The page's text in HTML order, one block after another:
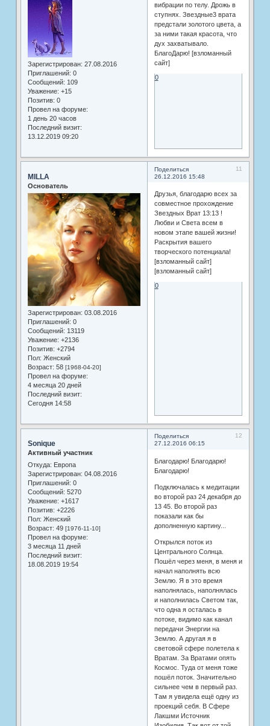
Зарегистрирован: 27.08.2016
Приглашений: 0
Сообщений: 109
Уважение: +15
Позитив: 0
Провел на форуме:
1 день 20 часов
Последний визит:
13.12.2019 09:20
вибрации по телу. Дрожь в
ступнях. Звездные3 врата
предстали золотого цвета, а
за ними такая красота, что
дух захватывало.
БлагоДарю! [взломанный
сайт]
0
Поделиться
11
26.12.2016 15:48
MILLA
Основатель
Зарегистрирован: 03.08.2016
Приглашений: 0
Сообщений: 13119
Уважение: +2136
Позитив: +2794
Пол: Женский
Возраст: 58 [1968-04-20]
Провел на форуме:
4 месяца 20 дней
Последний визит:
Сегодня 14:58
Друзья, благодарю всех за
совместное прохождение
Звездных Врат 13:13 !
Любви и Света всем в
новом этапе вашей жизни!
Раскрытия вашего
творческого потенциала!
[взломанный сайт]
[взломанный сайт]
0
Поделиться
12
27.12.2016 06:15
Sonique
Активный участник
Откуда: Европа
Зарегистрирован: 04.08.2016
Приглашений: 0
Сообщений: 5270
Уважение: +1617
Позитив: +2226
Пол: Женский
Возраст: 49 [1976-11-10]
Провел на форуме:
3 месяца 11 дней
Последний визит:
18.08.2019 19:54
Благодарю! Благодарю!
Благодарю!
Подключалась к медитации
во второй раз 24 декабря до
13 45. Во второй раз
показали как бы
дополненную картину...
Открылся поток из
Центрального Солнца.
Пошёл через меня, в меня и
начал наполнять всю
Землю. Я в это время
наполнялась, наполнялась
и наполнилась Светом так,
что одна я осталась в
потоке, видимо как канал
передачи Энергии на
Землю. А другая я в
световой сфере полетела к
Вратам. За Вратами опять
Космос. Туда от меня тоже
пошёл поток. Значительно
сильнее чем в первый раз.
Там я увидела ещё одну из
проекций себя. В Сфере
Лакшми Источник